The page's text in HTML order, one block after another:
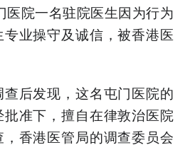
医院一名驻院医生因为行为
业操守及诚信，被香港医
后发现，这名屯门医院的
准下，擅自在律敦治医院
香港医管局的调查委员会